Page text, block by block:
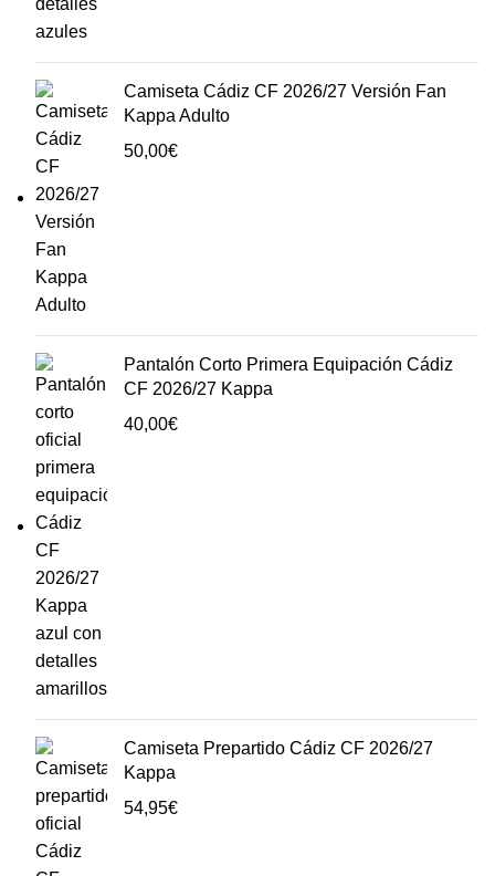
Camiseta Cádiz CF 2026/27 Versión Fan
Kappa Adulto
50,00€
Pantalón Corto Primera Equipación Cádiz
CF 2026/27 Kappa
40,00€
Camiseta Prepartido Cádiz CF 2026/27
Kappa
54,95€